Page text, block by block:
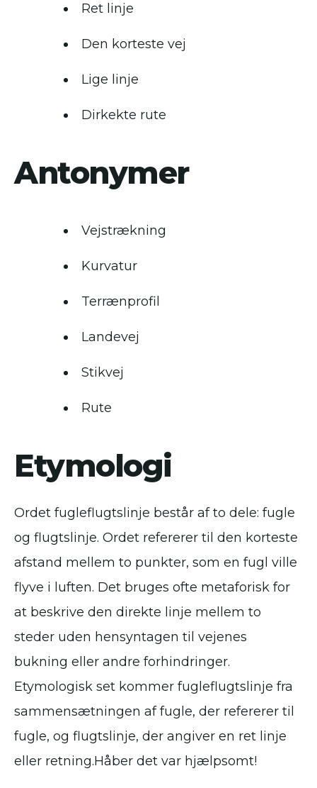
Ret linje
Den korteste vej
Lige linje
Dirkekte rute
Antonymer
Vejstrækning
Kurvatur
Terrænprofil
Landevej
Stikvej
Rute
Etymologi
Ordet fugleflugtslinje består af to dele: fugle
og flugtslinje. Ordet refererer til den korteste
afstand mellem to punkter, som en fugl ville
flyve i luften. Det bruges ofte metaforisk for
at beskrive den direkte linje mellem to
steder uden hensyntagen til vejenes
bukning eller andre forhindringer.
Etymologisk set kommer fugleflugtslinje fra
sammensætningen af fugle, der refererer til
fugle, og flugtslinje, der angiver en ret linje
eller retning.Håber det var hjælpsomt!